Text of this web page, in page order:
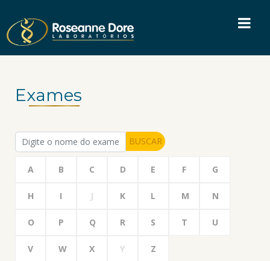
Exames
BUSCAR
A B C D E F G
H I J K L M N
O P Q R S T U
V W X Y Z